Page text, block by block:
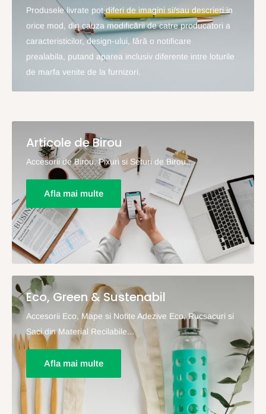
Produsele livrate pot diferi de imagini si/sau descrieri in
orice mod, din cauza modificării de catre producatori a
caracteristicilor, design-ului, fără o notificare
prealabila, putand aparea inclusiv diferente intre loturile
de marfa venite de la furnizori.
Articole de Birou
Accesorii de Birou, Pixuri si Seturi de Birou...
Afla mai multe
Eco, Green & Sustenabil
Accesorii Eco, Mape si Notite Adezive Eco, Rucsacuri si
Saci din Material Recilabile...
Afla mai multe